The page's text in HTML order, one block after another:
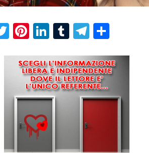
Twitter
Pinterest
LinkedIn
TumblrTelegram